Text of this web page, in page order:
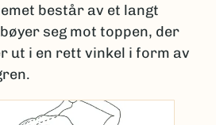
består av et langt
seg mot toppen, der
ut i en rett vinkel i form av